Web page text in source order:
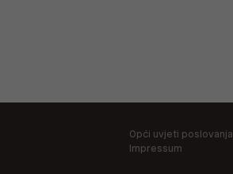
Opći uvjeti poslovanja
Impressum